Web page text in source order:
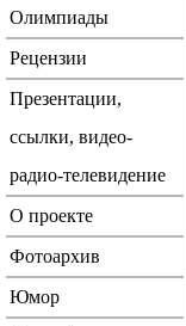
Олимпиады
Рецензии
Презентации,
ссылки, видео-
радио-телевидение
О проекте
Фотоархив
Юмор